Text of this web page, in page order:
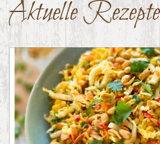
Aktuelle Rezepte